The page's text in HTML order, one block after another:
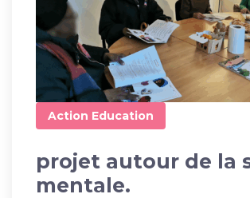
Action Education
projet autour de la
mentale.